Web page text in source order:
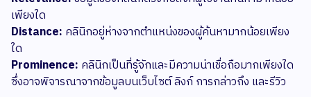
เพียงใด
Distance: คลินิกอยู่ห่างจากตำแหน่งของผู้ค้นหามากน้อยเพียง
ใด
Prominence: คลินิกเป็นที่รู้จักและมีความน่าเชื่อถือมากเพียงใด
ซึ่งอาจพิจารณาจากข้อมูลบนเว็บไซต์ ลิงก์ การกล่าวถึง และรีวิว